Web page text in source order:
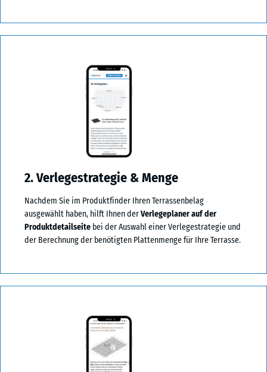
2. Verlegestrategie & Menge
Nachdem Sie im Produktfinder Ihren Terrassenbelag
ausgewählt haben, hilft Ihnen derVerlegeplaner auf der
Produktdetailseite bei der Auswahl einer Verlegestrategie und
der Berechnung der benötigten Plattenmenge für Ihre Terrasse.